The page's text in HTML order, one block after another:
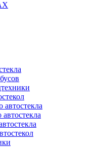
автостекла
автостекла